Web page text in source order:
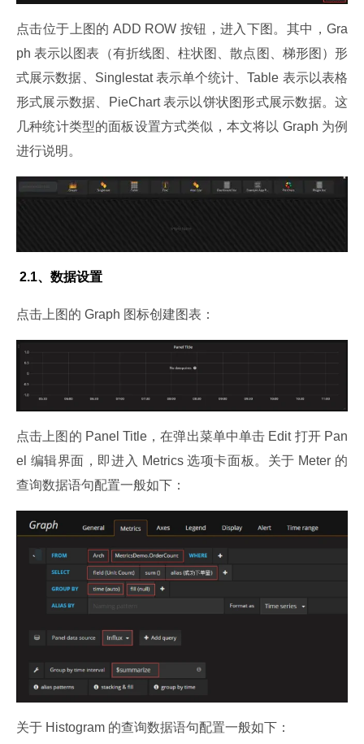
点击位于上图的 ADD ROW 按钮，进入下图。其中，Gra
ph 表示以图表（有折线图、柱状图、散点图、梯形图）形
式展示数据、Singlestat 表示单个统计、Table 表示以表格
形式展示数据、PieChart 表示以饼状图形式展示数据。这
几种统计类型的面板设置方式类似，本文将以 Graph 为例
进行说明。
2.1、数据设置
点击上图的 Graph 图标创建图表：
点击上图的 Panel Title，在弹出菜单中单击 Edit 打开 Pan
el 编辑界面，即进入 Metrics 选项卡面板。关于 Meter 的
查询数据语句配置一般如下：
关于 Histogram 的查询数据语句配置一般如下：